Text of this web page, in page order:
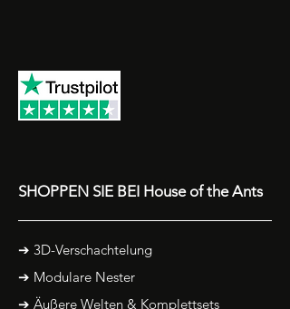
SHOPPEN SIE BEI House of the Ants
➔ 3D-Verschachtelung
➔ Modulare Nester
➔ Äußere Welten & Komplettsets